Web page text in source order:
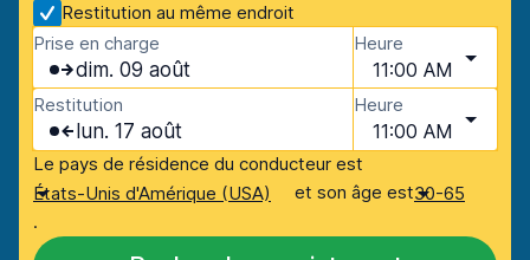
Restitution au même endroit
Prise en charge
dim. 09 août
Heure
11:00 AM
Restitution
lun. 17 août
Heure
11:00 AM
Le pays de résidence du conducteur est
États-Unis d'Amérique (USA)
et son âge est30-65
.